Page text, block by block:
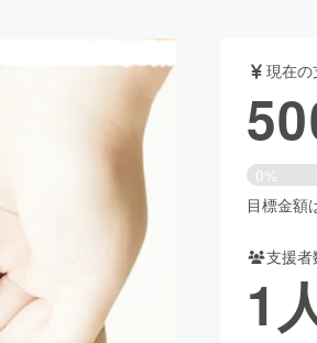
舞台・パフォーマンス
フード・飲食店
アニメ・漫画
ビューティー・ヘルスケ
現在
0%
目標金額
支援者
1